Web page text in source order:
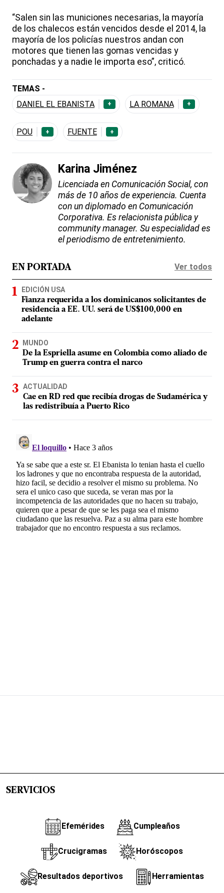
“Salen sin las municiones necesarias, la mayoría
de los chalecos están vencidos desde el 2014, la
mayoría de los policías nuestros andan con
motores que tienen las gomas vencidas y
ponchadas y a nadie le importa eso”, criticó.
TEMAS -
DANIEL EL EBANISTA
+ LA ROMANA +
POU + FUENTE +
Karina Jiménez
Licenciada en Comunicación Social, con
más de 10 años de experiencia. Cuenta
con un diplomado en Comunicación
Corporativa. Es relacionista pública y
community manager. Su especialidad es
el periodismo de entretenimiento.
EN PORTADA Ver todos
EDICIÓN USA
Fianza requerida a los dominicanos solicitantes de
residencia a EE. UU. será de US$100,000 en
adelante
MUNDO
De la Espriella asume en Colombia como aliado de
Trump en guerra contra el narco
ACTUALIDAD
Cae en RD red que recibía drogas de Sudamérica y
las redistribuía a Puerto Rico
SERVICIOS
Efemérides Cumpleaños
Crucigramas Horóscopos
Resultados deportivos Herramientas